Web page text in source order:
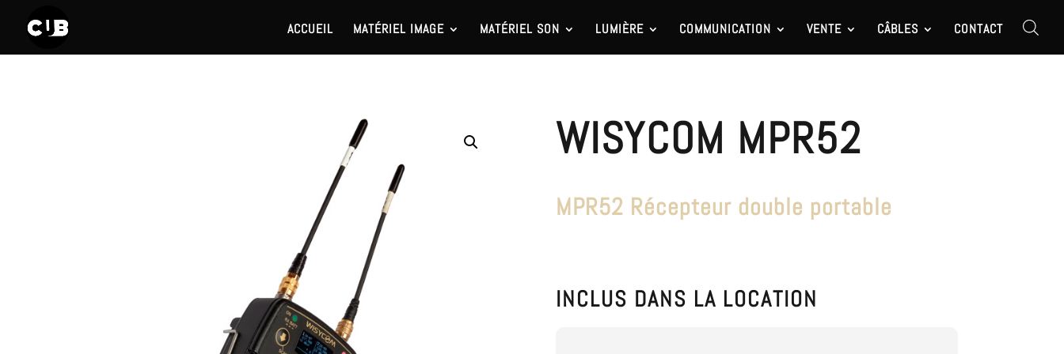
ACCUEIL MATÉRIEL IMAGE MATÉRIEL SON LUMIÈRE COMMUNICATION VENTE CÂBLES CONTACT
WISYCOM MPR52
MPR52 Récepteur double portable
INCLUS DANS LA LOCATION